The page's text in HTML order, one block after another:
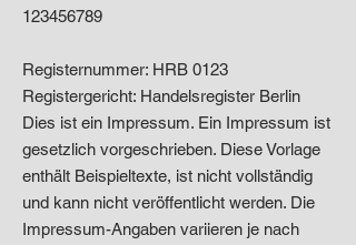
123456789
Registernummer: HRB 0123
Registergericht: Handelsregister Berlin
Dies ist ein Impressum. Ein Impressum ist
gesetzlich vorgeschrieben. Diese Vorlage
enthält Beispieltexte, ist nicht vollständig
und kann nicht veröffentlicht werden. Die
Impressum-Angaben variieren je nach